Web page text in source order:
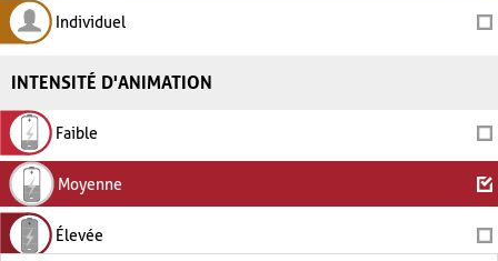
Individuel
INTENSITÉ D'ANIMATION
Faible
Moyenne
Élevée